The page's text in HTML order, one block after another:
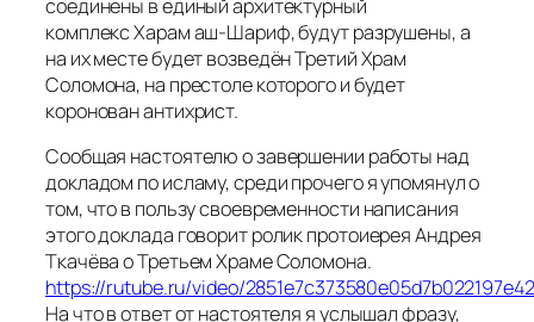
соединены в единый архитектурный
комплекс Харам аш-Шариф, будут разрушены, а
на их месте будет возведён Третий Храм
Соломона, на престоле которого и будет
коронован антихрист.
Сообщая настоятелю о завершении работы над
докладом по исламу, среди прочего я упомянул о
том, что в пользу своевременности написания
этого доклада говорит ролик протоиерея Андрея
Ткачёва о Третьем Храме Соломона.
https://rutube.ru/video/
На что в ответ от настоятеля я услышал фразу,